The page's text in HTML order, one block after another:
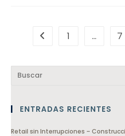
1 … 7
ENTRADAS RECIENTES
Retail sin Interrupciones –